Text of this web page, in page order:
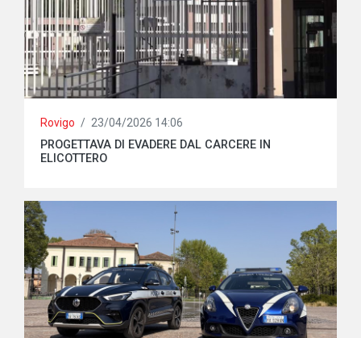
Rovigo / 23/04/2026 14:06
PROGETTAVA DI EVADERE DAL CARCERE IN
ELICOTTERO